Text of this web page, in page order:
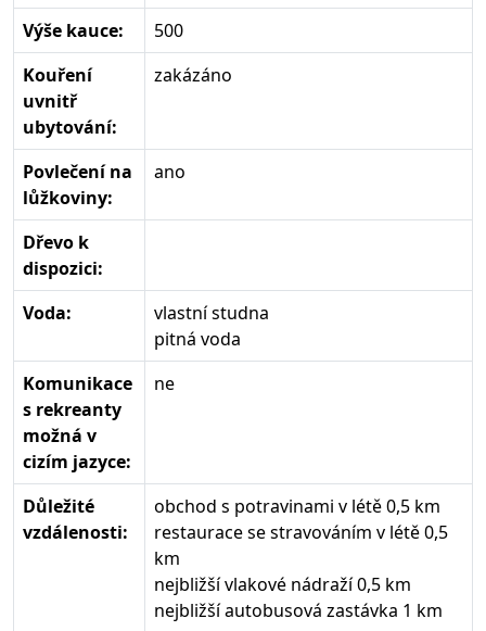
Výše kauce:
500
Kouření
uvnitř
ubytování:
zakázáno
Povlečení na
lůžkoviny:
ano
Dřevo k
dispozici:
Voda:
vlastní studna
pitná voda
Komunikace
s rekreanty
možná v
cizím jazyce:
ne
Důležité
vzdálenosti:
obchod s potravinami v létě 0,5 km
restaurace se stravováním v létě 0,5
km
nejbližší vlakové nádraží 0,5 km
nejbližší autobusová zastávka 1 km